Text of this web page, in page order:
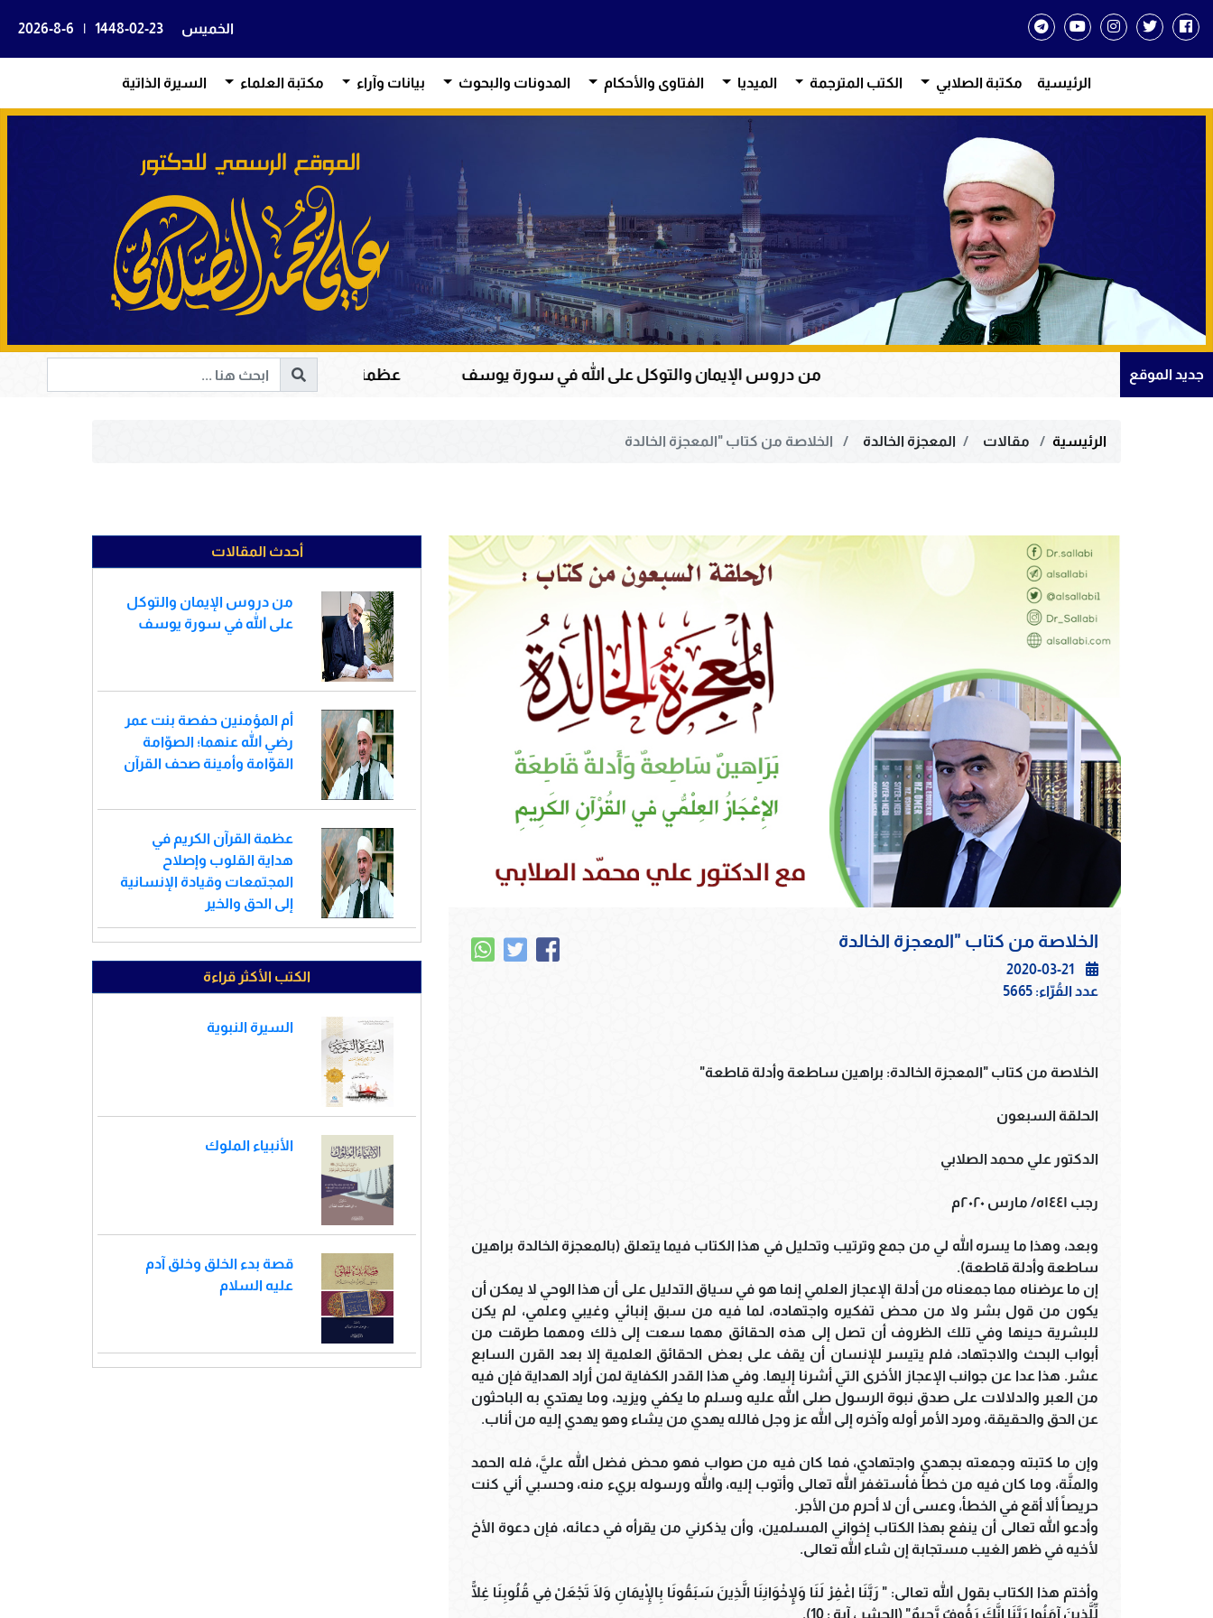
الخميس 1448-02-23
|
2026-8-6
الرئيسية مكتبة الصلابي الكتب المترجمة الميديا الفتاوى والأحكام المدونات والبحوث بيانات وآراء مكتبة العلماء السيرة الذاتية
جديد الموقع من دروس الإيمان والتوكل على الله في سورة يوسف عظمة القرآن الكريم في هداية القلوب وإصلاح المجتمعات وقيادة الإنسانية
الرئيسية مقالات المعجزة الخالدة الخلاصة من كتاب "المعجزة الخالدة
الخلاصة من كتاب "المعجزة الخالدة
2020-03-21
عدد القُرّاء: 5665
الخلاصة من كتاب "المعجزة الخالدة: براهين ساطعة وأدلة قاطعة"
الحلقة السبعون
الدكتور علي محمد الصلابي
رجب ١٤٤١ه/ مارس ٢٠٢٠م
وبعد، وهذا ما يسره الله لي من جمع وترتيب وتحليل في هذا الكتاب فيما يتعلق (بالمعجزة الخالدة براهين
ساطعة وأدلة قاطعة).
إن ما عرضناه مما جمعناه من أدلة الإعجاز العلمي إنما هو في سياق التدليل على أن هذا الوحي لا يمكن أن
يكون من قول بشر ولا من محض تفكيره واجتهاده، لما فيه من سبق إنبائي وغيبي وعلمي، لم يكن
للبشرية حينها وفي تلك الظروف أن تصل إلى هذه الحقائق مهما سعت إلى ذلك ومهما طرقت من
أبواب البحث والاجتهاد، فلم يتيسر للإنسان أن يقف على بعض الحقائق العلمية إلا بعد القرن السابع
عشر. هذا عدا عن جوانب الإعجاز الأخرى التي أشرنا إليها. وفي هذا القدر الكفاية لمن أراد الهداية فإن فيه
من العبر والدلالات على صدق نبوة الرسول صلى الله عليه وسلم ما يكفي ويزيد، وما يهتدي به الباحثون
عن الحق والحقيقة، ومرد الأمر أوله وآخره إلى الله عز وجل فالله يهدي من يشاء وهو يهدي إليه من أناب.
وإن ما كتبته وجمعته بجهدي واجتهادي، فما كان فيه من صواب فهو محض فضل الله عليَّ، فله الحمد
والمنَّة، وما كان فيه من خطأ فأستغفر الله تعالى وأتوب إليه، والله ورسوله بريء منه، وحسبي أني كنت
حريصاً ألا أقع في الخطأ، وعسى أن لا أحرم من الأجر.
وأدعو الله تعالى أن ينفع بهذا الكتاب إخواني المسلمين، وأن يذكرني من يقرأه في دعائه، فإن دعوة الأخ
لأخيه في ظهر الغيب مستجابة إن شاء الله تعالى.
وأختم هذا الكتاب بقول الله تعالى: " رَبَّنَا اغْفِرْ لَنَا وَلِإِخْوَانِنَا الَّذِينَ سَبَقُونَا بِالْإِيمَانِ وَلَا تَجْعَلْ فِي قُلُوبِنَا غِلًّا
لِّلَّذِينَ آمَنُوا رَبَّنَا إِنَّكَ رَؤُوفٌ رَّحِيمٌ" (الحشر ، آية : 10).
أحدث المقالات
من دروس الإيمان والتوكل
على الله في سورة يوسف
أم المؤمنين حفصة بنت عمر
رضي الله عنهما؛ الصوّامة
القوّامة وأمينة صحف القرآن
عظمة القرآن الكريم في
هداية القلوب وإصلاح
المجتمعات وقيادة الإنسانية
إلى الحق والخير
الكتب الأكثر قراءة
السيرة النبوية
الأنبياء الملوك
قصة بدء الخلق وخلق آدم
عليه السلام